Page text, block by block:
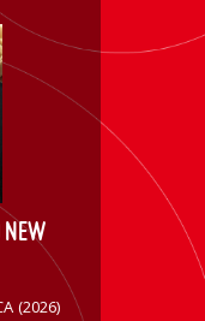
NEW
(2026)